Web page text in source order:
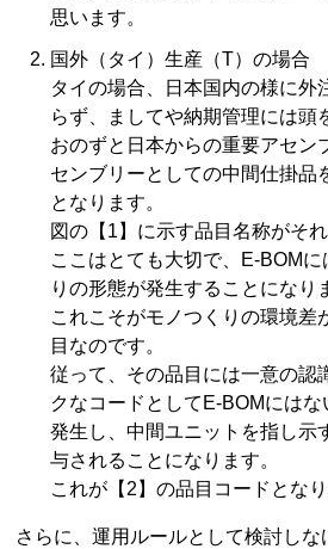
思います。
国外（タイ）生産（T）の場合
タイの場合、日本国内の様に外
らず、ましてや納期管理には頭
おのずと日本からの重要アセン
センブリーとしての中間仕掛品
となります。
図の【1】に示す品目名称がそ
ここはとても大切で、E-BOMに
りの形態が発生することになり
これこそがモノつくりの環境差
目なのです。
従って、その品目には一意の認
クなコードとしてE-BOMには
発生し、中間ユニットを指し示
与されることになります。
これが【2】の品目コードとなり
さらに、運用ルールとして検討し